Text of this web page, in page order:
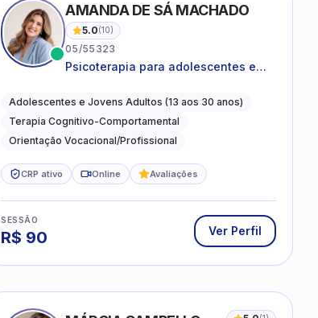
AMANDA DE SÁ MACHADO
5.0(10)
05/55323
Psicoterapia para adolescentes e
ansiedade, autoestima, relações e
orientação profissional
Adolescentes e Jovens Adultos (13 aos 30 anos)
Terapia Cognitivo-Comportamental
Orientação Vocacional/Profissional
CRP ativo Online Avaliações
SESSÃO
R$ 90 Ver Perfil